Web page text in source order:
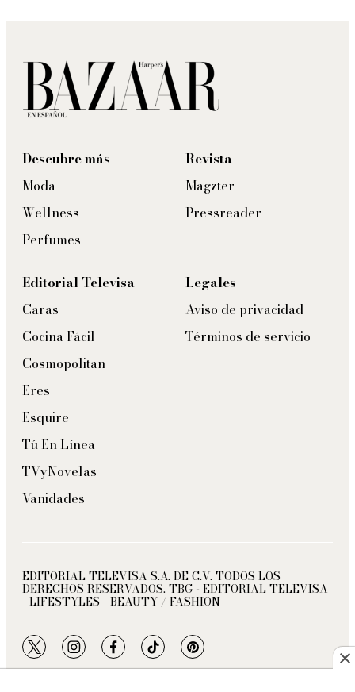
Descubre más
Moda
Wellness
Perfumes
Revista
Magzter
Pressreader
Editorial Televisa
Caras
Cocina Fácil
Cosmopolitan
Eres
Esquire
Tú En Línea
TVyNovelas
Vanidades
Legales
Aviso de privacidad
Términos de servicio
EDITORIAL TELEVISA S.A. DE C.V. TODOS LOS
DERECHOS RESERVADOS. TBG - EDITORIAL TELEVISA
- LIFESTYLES - BEAUTY / FASHION
twitterinstagramfacebooktiktokpinterest